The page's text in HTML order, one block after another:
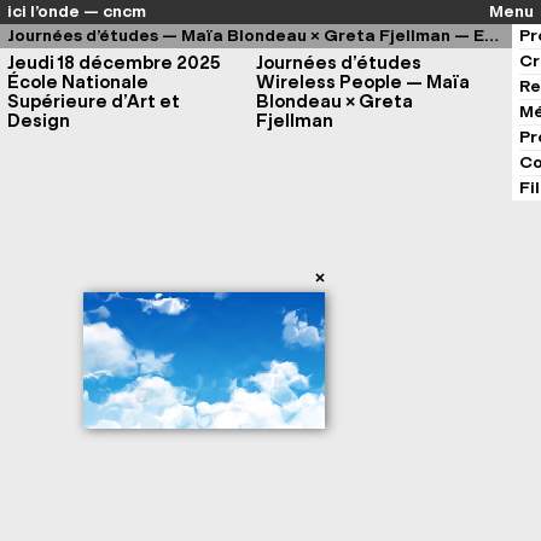
ici l’onde — cncm
Menu
Journées d’études — Maïa Blondeau × Greta Fjellman — ENSAD
Jeudi 18 décembre 2025
École Nationale
Supérieure d’Art et
Design
Journées d’études
Wireless People — Maïa
Blondeau × Greta
Fjellman